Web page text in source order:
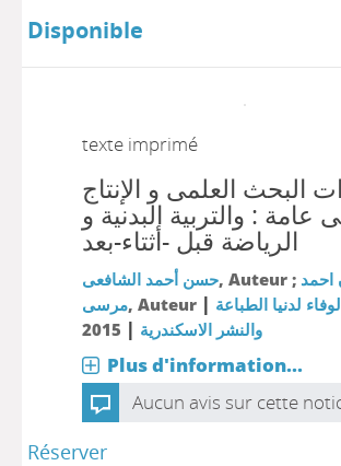
Disponible
texte imprimé
البحث العلمى و الإنتاج
عامة : والتربية البدنية و
الرياضة قبل -أثتاء-بعد
حسن أحمد الشافعى, Auteur ; احمد
مرسى, Auteur | لدنيا الطباعة
والنشر الاسكندرية |
2015
Plus d'information...
Aucun avis sur cette
Réserver